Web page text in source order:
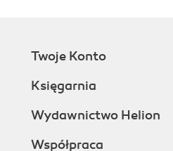
Twoje Konto
Księgarnia
Wydawnictwo Helion
Współpraca